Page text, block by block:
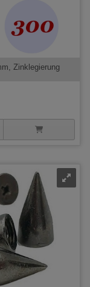
Zinklegierung